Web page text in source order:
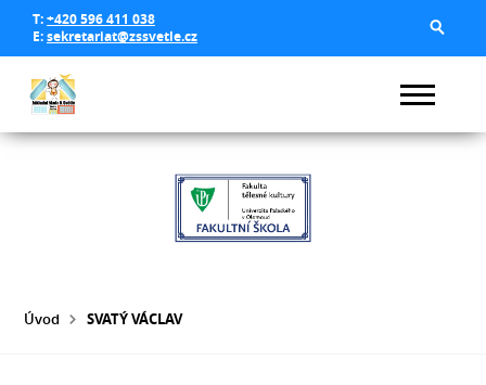
T:+420 596 411 038
E:sekretariat@zssvetle.cz
Úvod SVATÝ VÁCLAV